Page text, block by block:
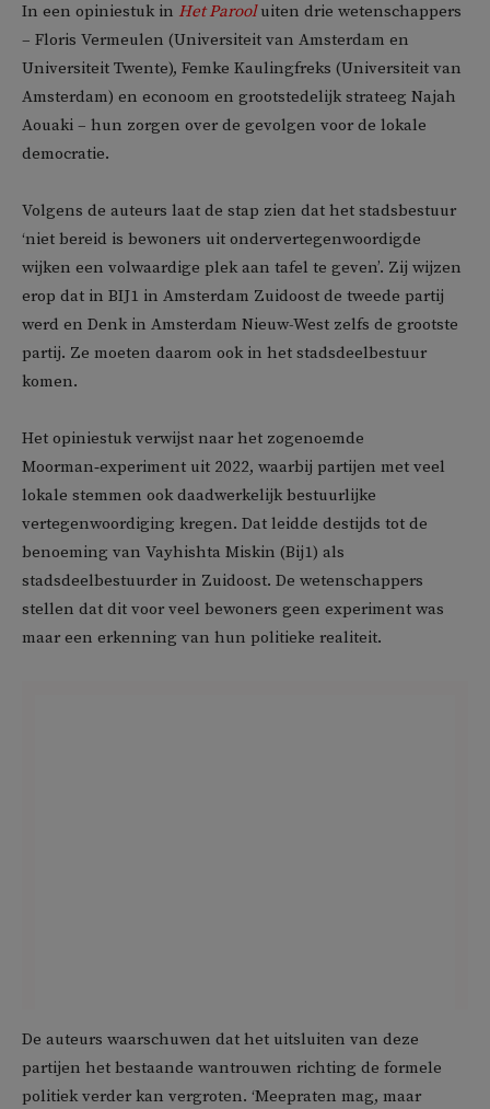
In een opiniestuk in Het Parooluiten drie wetenschappers
– Floris Vermeulen (Universiteit van Amsterdam en
Universiteit Twente), Femke Kaulingfreks (Universiteit van
Amsterdam) en econoom en grootstedelijk strateeg Najah
Aouaki – hun zorgen over de gevolgen voor de lokale
democratie.
Volgens de auteurs laat de stap zien dat het stadsbestuur
‘niet bereid is bewoners uit ondervertegenwoordigde
wijken een volwaardige plek aan tafel te geven’. Zij wijzen
erop dat in BIJ1 in Amsterdam Zuidoost de tweede partij
werd en Denk in Amsterdam Nieuw-West zelfs de grootste
partij. Ze moeten daarom ook in het stadsdeelbestuur
komen.
Het opiniestuk verwijst naar het zogenoemde
Moorman‑experiment uit 2022, waarbij partijen met veel
lokale stemmen ook daadwerkelijk bestuurlijke
vertegenwoordiging kregen. Dat leidde destijds tot de
benoeming van Vayhishta Miskin (Bij1) als
stadsdeelbestuurder in Zuidoost. De wetenschappers
stellen dat dit voor veel bewoners geen experiment was
maar een erkenning van hun politieke realiteit.
De auteurs waarschuwen dat het uitsluiten van deze
partijen het bestaande wantrouwen richting de formele
politiek verder kan vergroten. ‘Meepraten mag, maar